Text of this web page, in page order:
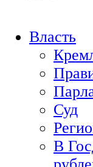
Власть
Суд
В